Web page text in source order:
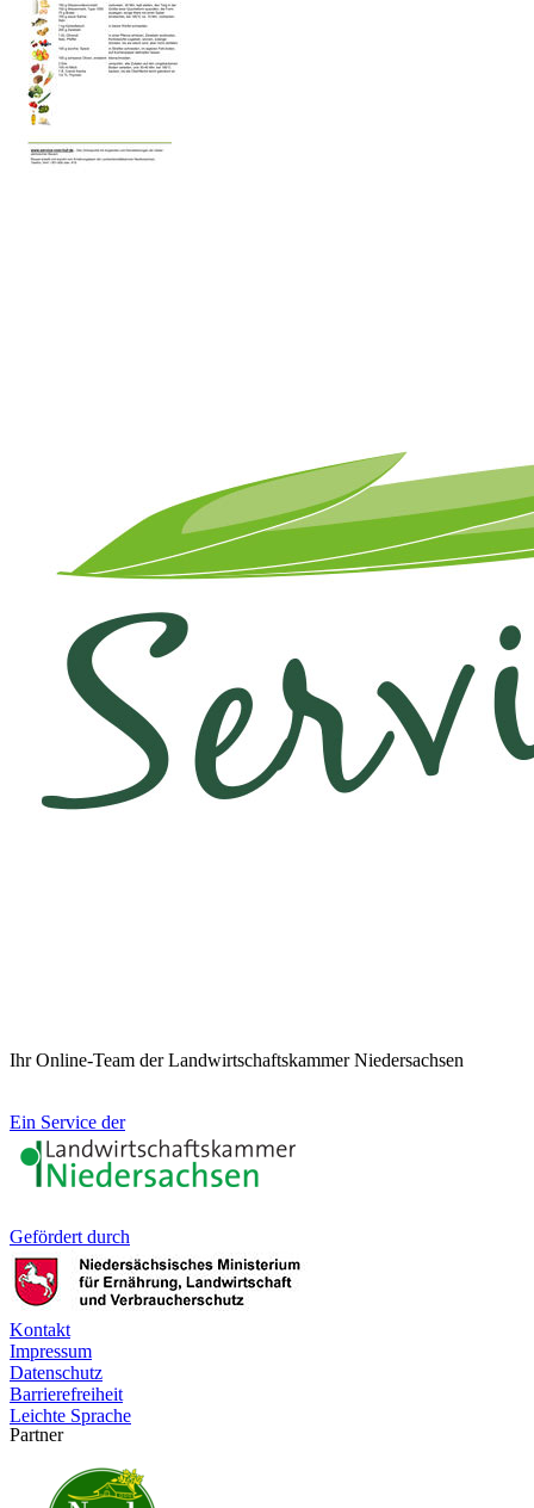
Ihr Online-Team der Landwirtschaftskammer Niedersachsen
Ein Service der
Gefördert durch
Kontakt
Impressum
Datenschutz
Barrierefreiheit
Leichte Sprache
Partner